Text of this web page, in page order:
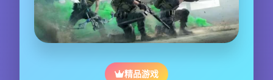
精品游戏